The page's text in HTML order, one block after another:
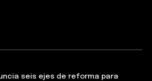
seis ejes de reforma para